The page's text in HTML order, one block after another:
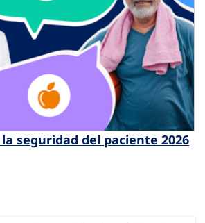
seguridad del paciente 2026